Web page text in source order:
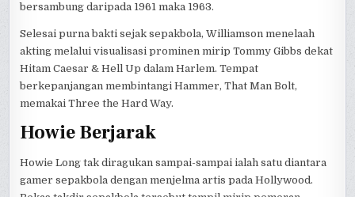
bersambung daripada 1961 maka 1963.
Selesai purna bakti sejak sepakbola, Williamson menelaah
akting melalui visualisasi prominen mirip Tommy Gibbs dekat
Hitam Caesar & Hell Up dalam Harlem. Tempat
berkepanjangan membintangi Hammer, That Man Bolt,
memakai Three the Hard Way.
Howie Berjarak
Howie Long tak diragukan sampai-sampai ialah satu diantara
gamer sepakbola dengan menjelma artis pada Hollywood.